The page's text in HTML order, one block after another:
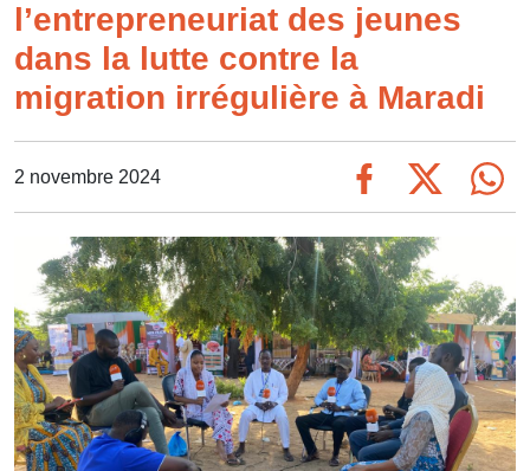
l’entrepreneuriat des jeunes
dans la lutte contre la
migration irrégulière à Maradi
2 novembre 2024